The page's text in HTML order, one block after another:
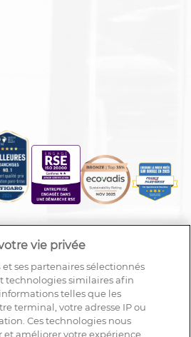
vie privée
et ses partenaires sélectionnés
technologies similaires afin
telles que les
terminal, votre adresse IP ou
Ces technologies nous
améliorer votre expérience